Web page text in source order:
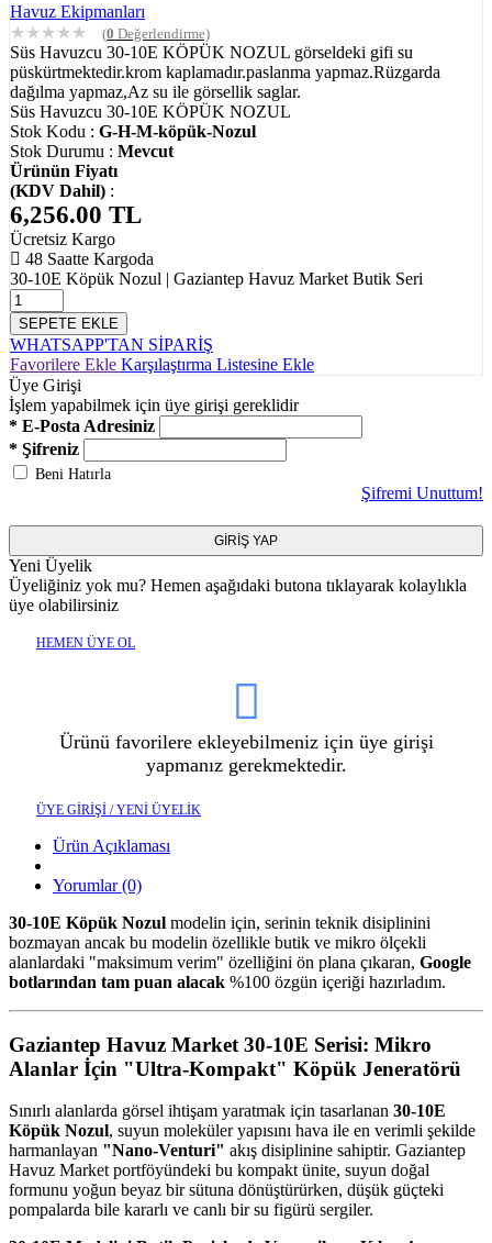
Havuz Ekipmanları
★★★★★ (0 Değerlendirme)
Süs Havuzcu 30-10E KÖPÜK NOZUL görseldeki gifi su
püskürtmektedir.krom kaplamadır.paslanma yapmaz.Rüzgarda
dağılma yapmaz,Az su ile görsellik saglar.
Süs Havuzcu 30-10E KÖPÜK NOZUL
Stok Kodu : G-H-M-köpük-Nozul
Stok Durumu : Mevcut
Ürünün Fiyatı
(KDV Dahil) :
6,256.00 TL
Ücretsiz Kargo
48 Saatte Kargoda
30-10E Köpük Nozul | Gaziantep Havuz Market Butik Seri
SEPETE EKLE
WHATSAPP'TAN SİPARİŞ
Favorilere Ekle Karşılaştırma Listesine Ekle
Üye Girişi
İşlem yapabilmek için üye girişi gereklidir
* E-Posta Adresiniz
* Şifreniz
Beni Hatırla
Şifremi Unuttum!
GİRİŞ YAP
Yeni Üyelik
Üyeliğiniz yok mu? Hemen aşağıdaki butona tıklayarak kolaylıkla
üye olabilirsiniz
HEMEN ÜYE OL
Ürünü favorilere ekleyebilmeniz için üye girişi
yapmanız gerekmektedir.
ÜYE GİRİŞİ / YENİ ÜYELİK
Ürün Açıklaması
Yorumlar (0)
30-10E Köpük Nozul modelin için, serinin teknik disiplinini
bozmayan ancak bu modelin özellikle butik ve mikro ölçekli
alanlardaki "maksimum verim" özelliğini ön plana çıkaran, Google
botlarından tam puan alacak %100 özgün içeriği hazırladım.
Gaziantep Havuz Market 30-10E Serisi: Mikro
Alanlar İçin "Ultra-Kompakt" Köpük Jeneratörü
Sınırlı alanlarda görsel ihtişam yaratmak için tasarlanan 30-10E
Köpük Nozul, suyun moleküler yapısını hava ile en verimli şekilde
harmanlayan "Nano-Venturi" akış disiplinine sahiptir. Gaziantep
Havuz Market portföyündeki bu kompakt ünite, suyun doğal
formunu yoğun beyaz bir sütuna dönüştürürken, düşük güçteki
pompalarda bile kararlı ve canlı bir su figürü sergiler.